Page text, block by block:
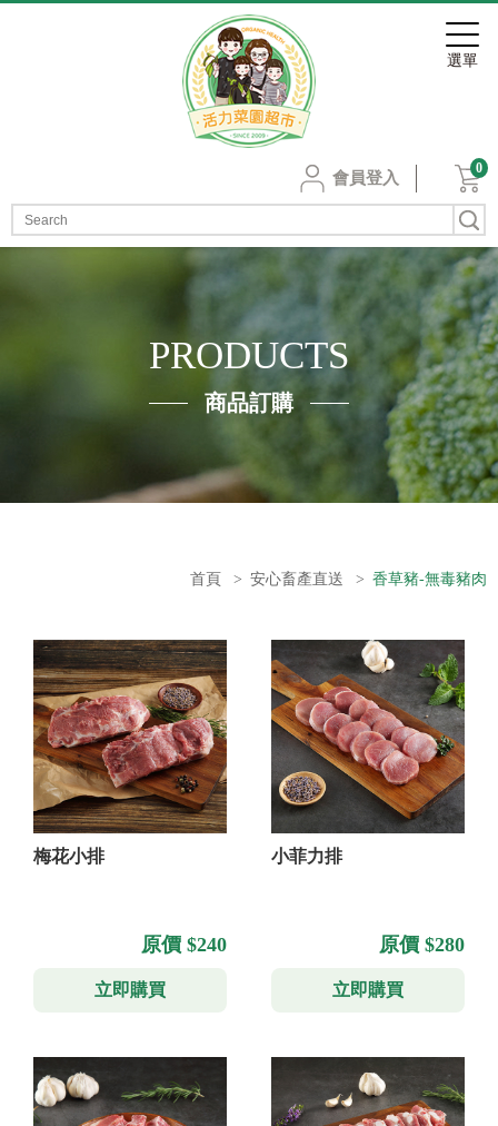
會員登入
0
PRODUCTS
商品訂購
首頁 > 安心畜產直送 > 香草豬-無毒豬肉
梅花小排
原價 $240
立即購買
小菲力排
原價 $280
立即購買